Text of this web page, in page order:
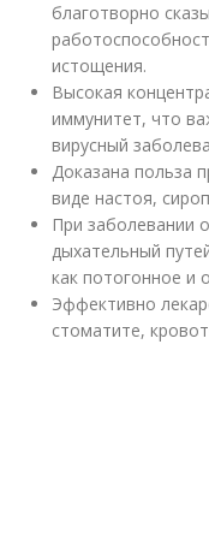
благотворно
истощения.
Высокая
иммунитет, что
вирусный
Доказана польза
виде настоя,
При заболевании
дыхательный
как потогонное и
Эффективно
стоматите,